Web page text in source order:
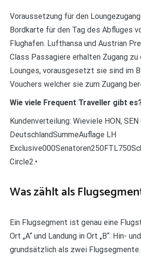
Voraussetzung für den
Bordkarte für den Tag des Abfluges
Flughafen. Lufthansa und Austrian
Class Passagiere erhalten Zugang
Lounges, vorausgesetzt sie sind im
Vouchers welcher sie zum Zugang
Wie viele Frequent Traveller gibt
Kundenverteilung: Wieviele HON, SEN
DeutschlandSummeAuflage LH
Circle2.•
Was zählt als
Ein Flugsegment ist genau eine
Ort „A“ und Landung in Ort „B“. Hin-
grundsätzlich als zwei